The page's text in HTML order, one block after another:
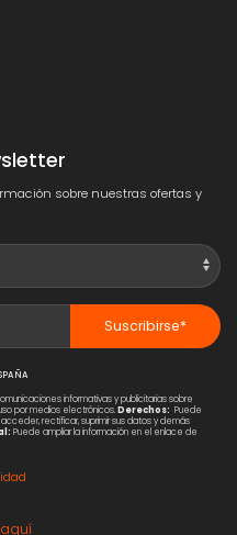
sobre nuestras ofertas y
Suscribirse*
informativas y publicitarias sobre
por medios electrónicos.Derechos: Puede
rectificar, suprimir sus datos y demás
Puede ampliar la información en el enlace de